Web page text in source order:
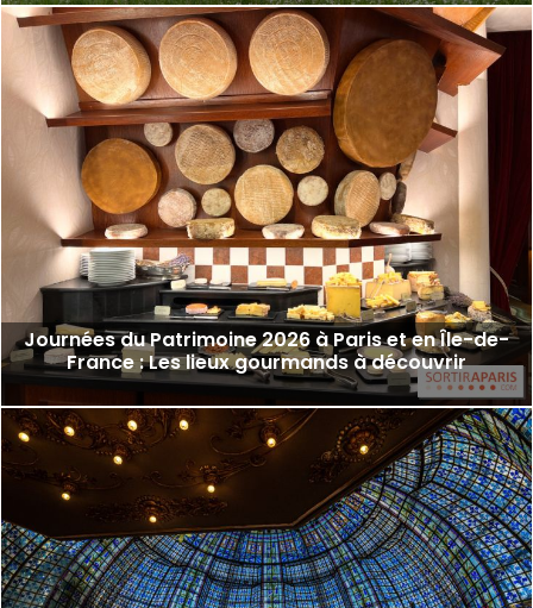
Journées du Patrimoine 2026 à Paris et en Île-de-
France : Les lieux gourmands à découvrir